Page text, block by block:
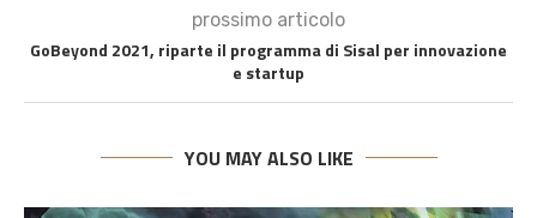
prossimo articolo
GoBeyond 2021, riparte il programma di Sisal per innovazione
e startup
YOU MAY ALSO LIKE